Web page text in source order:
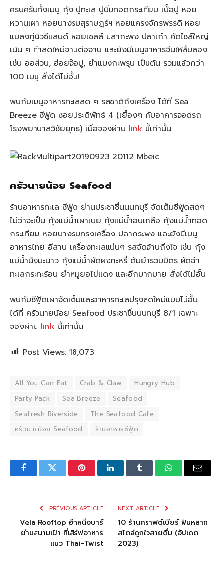
ครบครันทั้งเมนู กุ้ง ปูทะเล ปูนิ่มทอดกระเทียม เน้ือปู หอย
หวานเผา หอยนางรมสุราษฎร์ฯ หอยแครงจักรพรรดิ หอย
แมลงภู่นิวซีแลนด์ หอยเชลล์ ปลากะพง ปลาเก๋า คัดไซส์ใหญ่
เน้น ๆ ทำสดใหม่จานต่อจาน และยังมีเมนูอาหารจีนให้ลิ้มลอง
เช่น ออส่วน, ฮ่อยจ๊อปู, ยำแมงกะพรุน เป็นต้น รวมแล้วกว่า
100 เมนู สั่งได้ไม่อั้น!
พบกับเมนูอาหารทะเลสด ๆ รสชาติถึงเครื่อง ได้ที่ Sea
Breeze ซีฟู้ด ซอยประดิพัทธ์ 4 (เยื้องๆ กับอาคารจอดรถ
โรงพยาบาลวิชัยยุทธ) เมื่อจองผ่าน link นี้เท่านั้น
ครัวนายน้อย Seafood
ร้านอาหารทะเล ซีฟู้ด ย่านประชาชื่นนนทบุรี จัดเต็มซีฟู้ดสดๆ
ไม่ว่าจะเป็น กุ้งแม่น้ำเผาเนย กุ้งแม่น้ำอบเกลือ กุ้งแม่น้ำทอด
กระเทียม หอยนางรมทรงเครื่อง ปลากระพง และยังมีเมนู
อาหารไทย อีสาน เครื่องทะเลแน่นๆ รสจัดจ้านถึงใจ เช่น กุ้ง
แม่น้ำนึงมะนาว กุ้งแม่น้ำผัดผงกะหรี่ ต้มยำรวมมิตร ผัดฉ่า
ทะเลกระทะร้อน ยำหมูยอไข่แดง และอีกมากมาย สั่งได้ไม่อั้น
พบกับซีฟู้ดเผาจัดเต็มและอาหารทะเลปรุงสดใหม่แบบไม่อั้น
ได้ที่ ครัวนายน้อย Seafood ประชาชื่นนนทบุรี 8/1 เฉพาะ
จองผ่าน link นี้เท่านั้น
Post Views: 18,073
All You Can Eat Crab & Claw
Hungry Hub
Party Pack
Sea Breeze
Seafood
Seafresh Riverside
The Seafood Cafe
ครัวนายน้อย Seafood
ร้านอาหารซีฟู้ด
FacebookTwitter PinterestLinkedInTumblr WhatsAppEmail
PREVIOUS ARTICLE
Vela Rooftop อีกหนึ่งบาร์
ย่านสนามเป้า ที่เสิร์ฟอาหาร
แนว Thai-Twist
NEXT ARTICLE
10 ร้านคราฟต์เบียร์ ฟินหลาก
สไตล์ถูกใจสายดื่ม (อัปเดต
2023)